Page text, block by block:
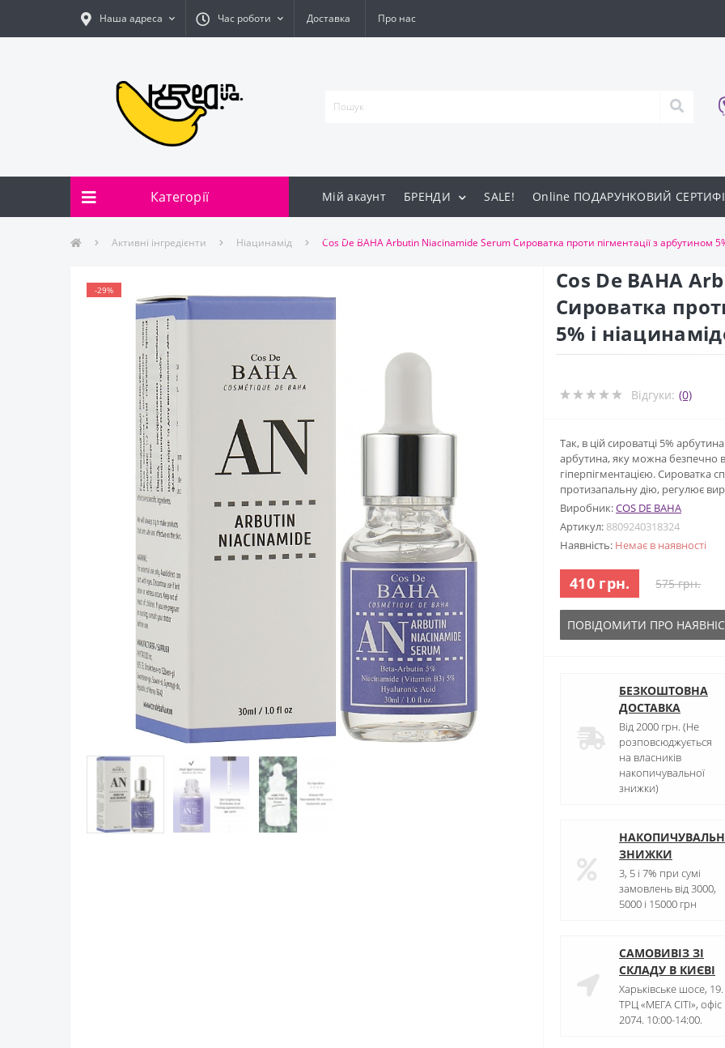
Наша адреса Час роботи Доставка Про нас
Категорії Мій акаунт БРЕНДИ SALE! Online ПОДАРУНКОВИЙ
Контакти
Активні інгредієнти Ніацинамід Cos De BAHA Arbutin Niacinamide Serum Сироватка проти пігментації з арбутином
-29%
Cos De BAHA
Сироватка
5% і
Відгуки: (0)
Так, в цій сироватці 5%
арбутина, яку можна безпечно
гіперпігментацією. Сироватка
протизапальну дію, регулює
Виробник:COS DE BAHA
Артикул: 8809240318324
Наявність: Немає в наявності
410 грн. 575 грн.
ПОВІДОМИТИ ПРО
БЕЗКОШТОВНА
ДОСТАВКА
Від 2000 грн. (Не
розповсюджується
на власників
накопичувальної
знижки)
ЗНИЖКИ
3, 5 і 7% при сумі
замовлень від 3000,
5000 і 15000 грн
САМОВИВІЗ ЗІ
СКЛАДУ В КИЄВІ
Харьківське шосе, 19.
ТРЦ «МЕГА СІТІ», офіс
2074. 10:00-14:00.